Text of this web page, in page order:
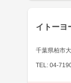
イトーヨ
千葉県柏市
TEL: 04-